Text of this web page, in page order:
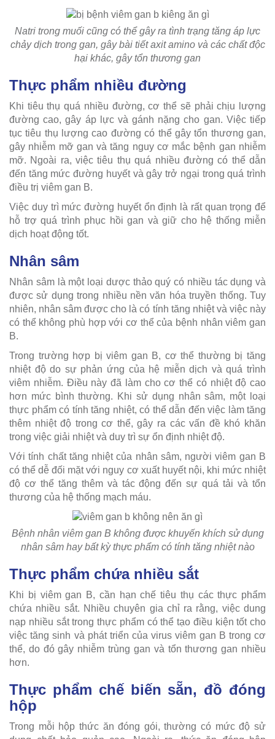
Natri trong muối cũng có thể gây ra tình trạng tăng áp lực
chảy dịch trong gan, gây bài tiết axit amino và các chất độc
hại khác, gây tổn thương gan
Thực phẩm nhiều đường
Khi tiêu thụ quá nhiều đường, cơ thể sẽ phải chịu lượng
đường cao, gây áp lực và gánh nặng cho gan. Việc tiếp
tục tiêu thụ lượng cao đường có thể gây tổn thương gan,
gây nhiễm mỡ gan và tăng nguy cơ mắc bệnh gan nhiễm
mỡ. Ngoài ra, việc tiêu thụ quá nhiều đường có thể dẫn
đến tăng mức đường huyết và gây trở ngại trong quá trình
điều trị viêm gan B.
Việc duy trì mức đường huyết ổn định là rất quan trọng để
hỗ trợ quá trình phục hồi gan và giữ cho hệ thống miễn
dịch hoạt động tốt.
Nhân sâm
Nhân sâm là một loại dược thảo quý có nhiều tác dụng và
được sử dụng trong nhiều nền văn hóa truyền thống. Tuy
nhiên, nhân sâm được cho là có tính tăng nhiệt và việc này
có thể không phù hợp với cơ thể của bệnh nhân viêm gan
B.
Trong trường hợp bị viêm gan B, cơ thể thường bị tăng
nhiệt độ do sự phản ứng của hệ miễn dịch và quá trình
viêm nhiễm. Điều này đã làm cho cơ thể có nhiệt độ cao
hơn mức bình thường. Khi sử dụng nhân sâm, một loại
thực phẩm có tính tăng nhiệt, có thể dẫn đến việc làm tăng
thêm nhiệt độ trong cơ thể, gây ra các vấn đề khó khăn
trong việc giải nhiệt và duy trì sự ổn định nhiệt độ.
Với tính chất tăng nhiệt của nhân sâm, người viêm gan B
có thể dễ đối mặt với nguy cơ xuất huyết nội, khi mức nhiệt
độ cơ thể tăng thêm và tác động đến sự quá tải và tổn
thương của hệ thống mạch máu.
Bệnh nhân viêm gan B không được khuyến khích sử dụng
nhân sâm hay bất kỳ thực phẩm có tính tăng nhiệt nào
Thực phẩm chứa nhiều sắt
Khi bị viêm gan B, cần hạn chế tiêu thụ các thực phẩm
chứa nhiều sắt. Nhiều chuyên gia chỉ ra rằng, việc dung
nạp nhiều sắt trong thực phẩm có thể tạo điều kiện tốt cho
việc tăng sinh và phát triển của virus viêm gan B trong cơ
thể, do đó gây nhiễm trùng gan và tổn thương gan nhiều
hơn.
Thực phẩm chế biến sẵn, đồ đóng
hộp
Trong mỗi hộp thức ăn đóng gói, thường có mức độ sử